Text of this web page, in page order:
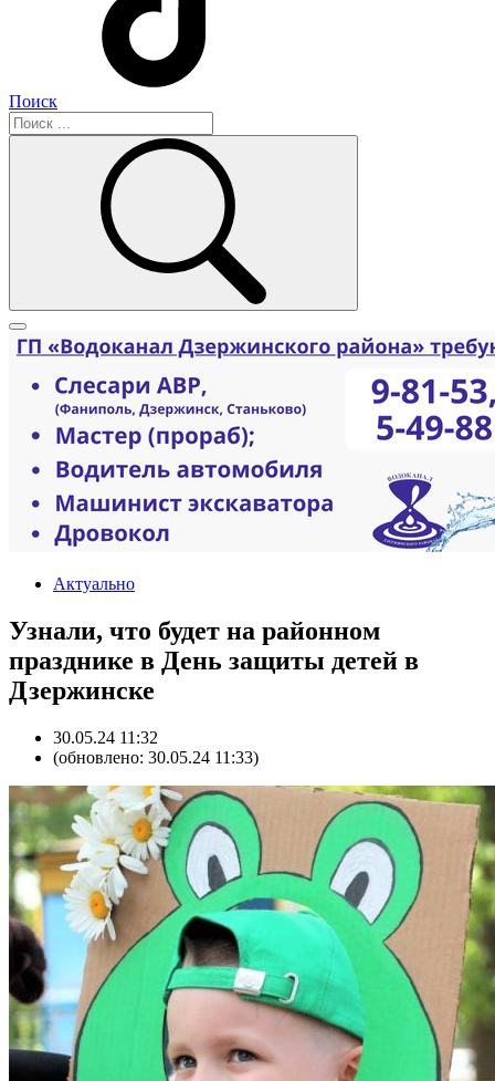
Поиск
Актуально
Узнали, что будет на районном
празднике в День защиты детей в
Дзержинске
30.05.24 11:32
(обновлено: 30.05.24 11:33)